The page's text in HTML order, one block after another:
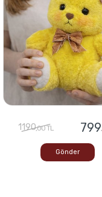
1190,00 TL 799
Gönder